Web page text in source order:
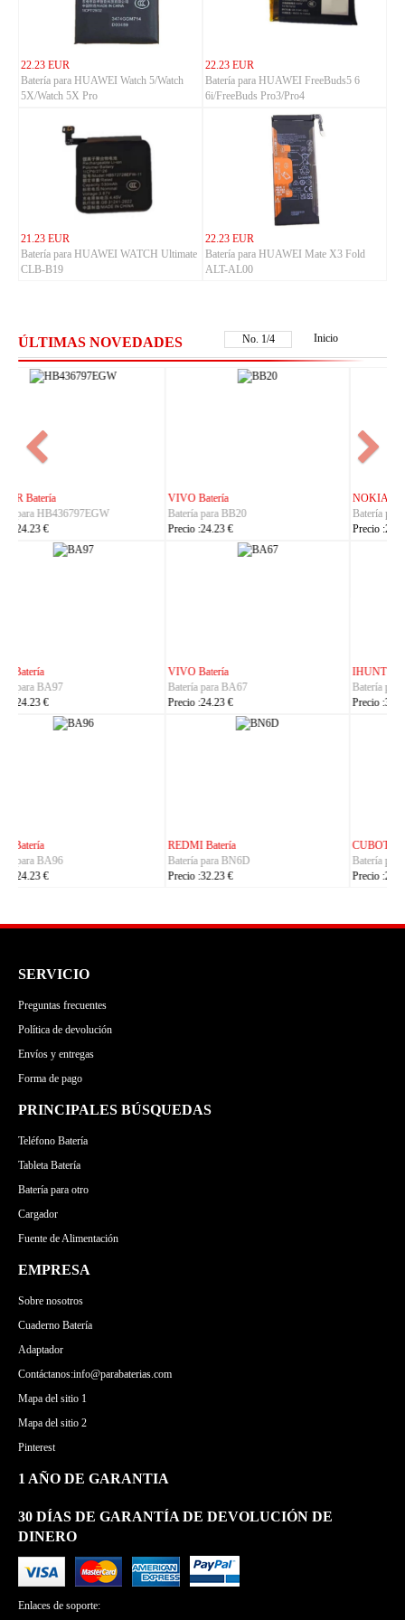
22.23 EUR
Batería para HUAWEI Watch 5/Watch
5X/Watch 5X Pro
22.23 EUR
Batería para HUAWEI FreeBuds5 6
6i/FreeBuds Pro3/Pro4
21.23 EUR
Batería para HUAWEI WATCH Ultimate
CLB-B19
22.23 EUR
Batería para HUAWEI Mate X3 Fold
ALT-AL00
ÚLTIMAS NOVEDADES No. 2/4 Inicio
NOKIA Batería
Batería para BL-25AA
Precio :23.23 €
ASUS Batería
Batería para C21P2401
Precio :37.23 €
IHUNT Batería
Batería para Titan-P13000
Precio :30.23 €
HUACE Batería
Batería para LT60
Precio :42.23 €
CUBOT Batería
Batería para C35
Precio :24.23 €
PHILIPS Batería
Batería para S7105
Precio :24.23 €
SERVICIO
Preguntas frecuentes
Política de devolución
Envíos y entregas
Forma de pago
PRINCIPALES BÚSQUEDAS
Teléfono Batería
Tableta Batería
Batería para otro
Cargador
Fuente de Alimentación
EMPRESA
Sobre nosotros
Cuaderno Batería
Adaptador
Contáctanos:info@parabaterias.com
Mapa del sitio 1
Mapa del sitio 2
Pinterest
1 AÑO DE GARANTIA
30 DÍAS DE GARANTÍA DE DEVOLUCIÓN DE
DINERO
Enlaces de soporte: